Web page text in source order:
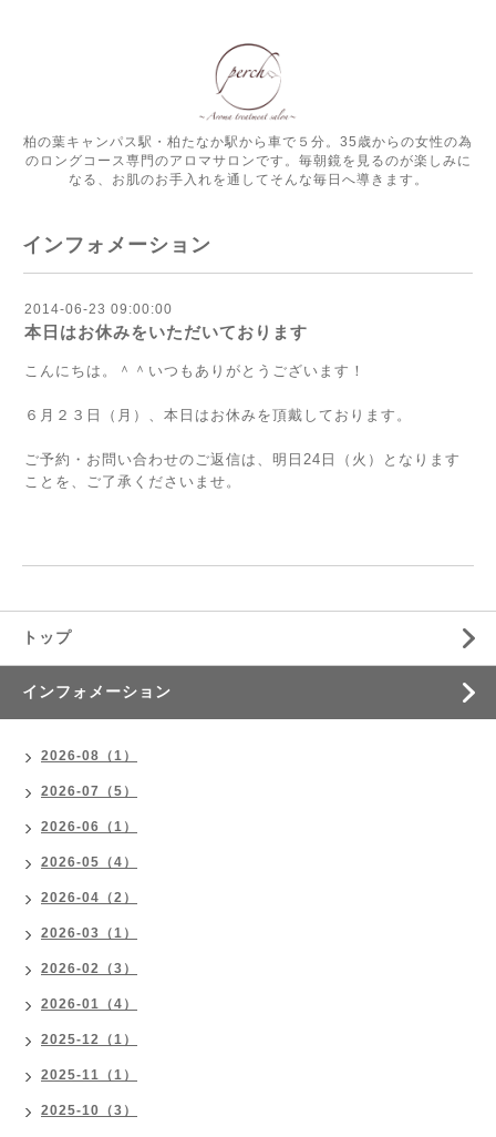
柏の葉キャンパス駅・柏たなか駅から車で５分。35歳からの女性の為
のロングコース専門のアロマサロンです。毎朝鏡を見るのが楽しみに
なる、お肌のお手入れを通してそんな毎日へ導きます。
インフォメーション
2014-06-23 09:00:00
本日はお休みをいただいております
こんにちは。＾＾いつもありがとうございます！
６月２３日（月）、本日はお休みを頂戴しております。
ご予約・お問い合わせのご返信は、明日24日（火）となります
ことを、ご了承くださいませ。
トップ
インフォメーション
2026-08（1）
2026-07（5）
2026-06（1）
2026-05（4）
2026-04（2）
2026-03（1）
2026-02（3）
2026-01（4）
2025-12（1）
2025-11（1）
2025-10（3）